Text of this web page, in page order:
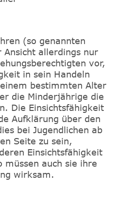
(so genannten
Ansicht allerdings nur
vor,
in sein Handeln
bestimmten Alter
die Minderjährige die
Die Einsichtsfähigkeit
Aufklärung über den
bei Jugendlichen ab
Seite zu sein,
Einsichtsfähigkeit
müssen auch sie ihre
wirksam.